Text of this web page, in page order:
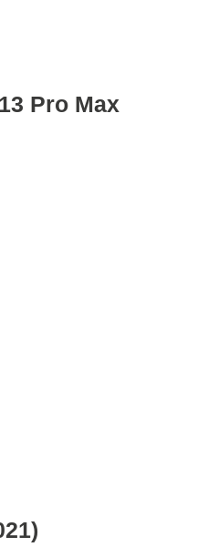
13 Pro Max